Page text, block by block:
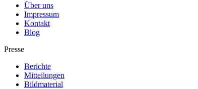
Über uns
Impressum
Kontakt
Blog
Presse
Berichte
Mitteilungen
Bildmaterial